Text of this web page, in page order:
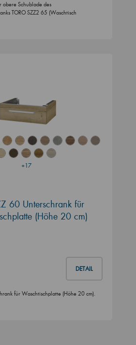
Schublade des
TORO SZZ2 65 (Waschtisch
+17
60 Unterschrank für
(Höhe 20 cm)
DETAIL
für Waschtischplatte (Höhe 20 cm).